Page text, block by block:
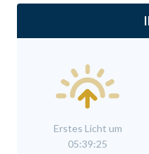
Erstes Licht um
05:39:25